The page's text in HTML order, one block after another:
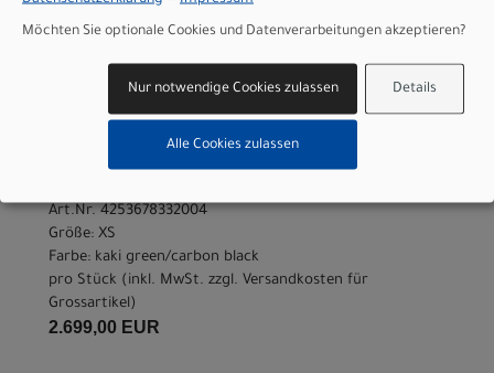
Scott Addict Gravel 40 -
kaki green/carbon black -
Art.Nr. 4253678332004
Größe: XS
Farbe: kaki green/carbon black
pro Stück (inkl. MwSt. zzgl. Versandkosten für
Grossartikel)
2.699,00 EUR
sind wie bei uns in der Europäischen Union.
Möchten Sie optionale Cookies und Datenverarbeitungen akzeptieren?
Details
Nur notwendige Cookies zulassen
Alle Cookies zulassen